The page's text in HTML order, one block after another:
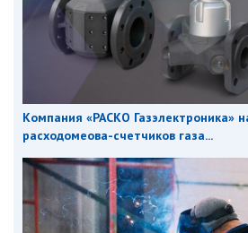
Компания «РАСКО Газэлектроника»
расходомеова-счетчиков газа...